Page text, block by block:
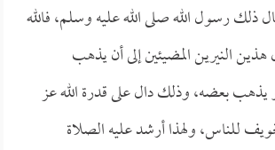
ذلك رسول الله صلى الله عليه وسلم، فالله
النيرين المضيئين إلى أن يذهب
يذهب بعضه، وذلك دال على قدرة الله عز
للناس، ولهذا أرشد عليه الصلاة